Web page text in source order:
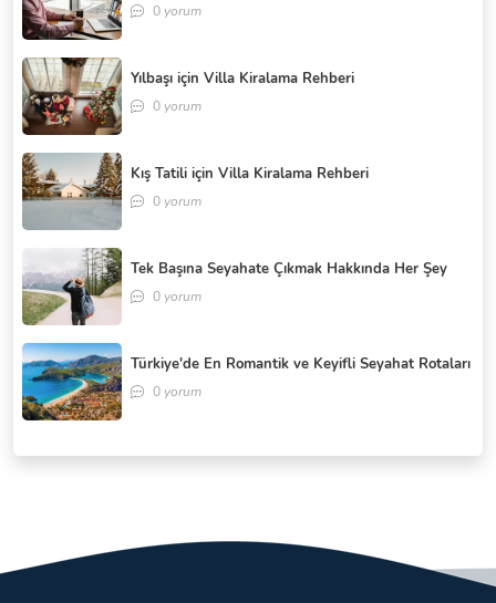
0 yorum
Yılbaşı için Villa Kiralama Rehberi
0 yorum
Kış Tatili için Villa Kiralama Rehberi
0 yorum
Tek Başına Seyahate Çıkmak Hakkında Her Şey
0 yorum
Türkiye'de En Romantik ve Keyifli Seyahat Rotaları
0 yorum